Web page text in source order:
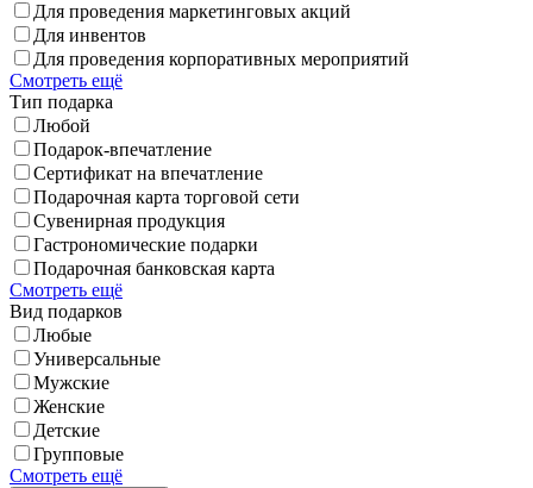
Для проведения маркетинговых акций
Для инвентов
Для проведения корпоративных мероприятий
Смотреть ещё
Тип подарка
Любой
Подарок-впечатление
Сертификат на впечатление
Подарочная карта торговой сети
Сувенирная продукция
Гастрономические подарки
Подарочная банковская карта
Смотреть ещё
Вид подарков
Любые
Универсальные
Мужские
Женские
Детские
Групповые
Смотреть ещё